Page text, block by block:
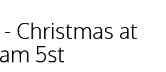
Christmas at
5st